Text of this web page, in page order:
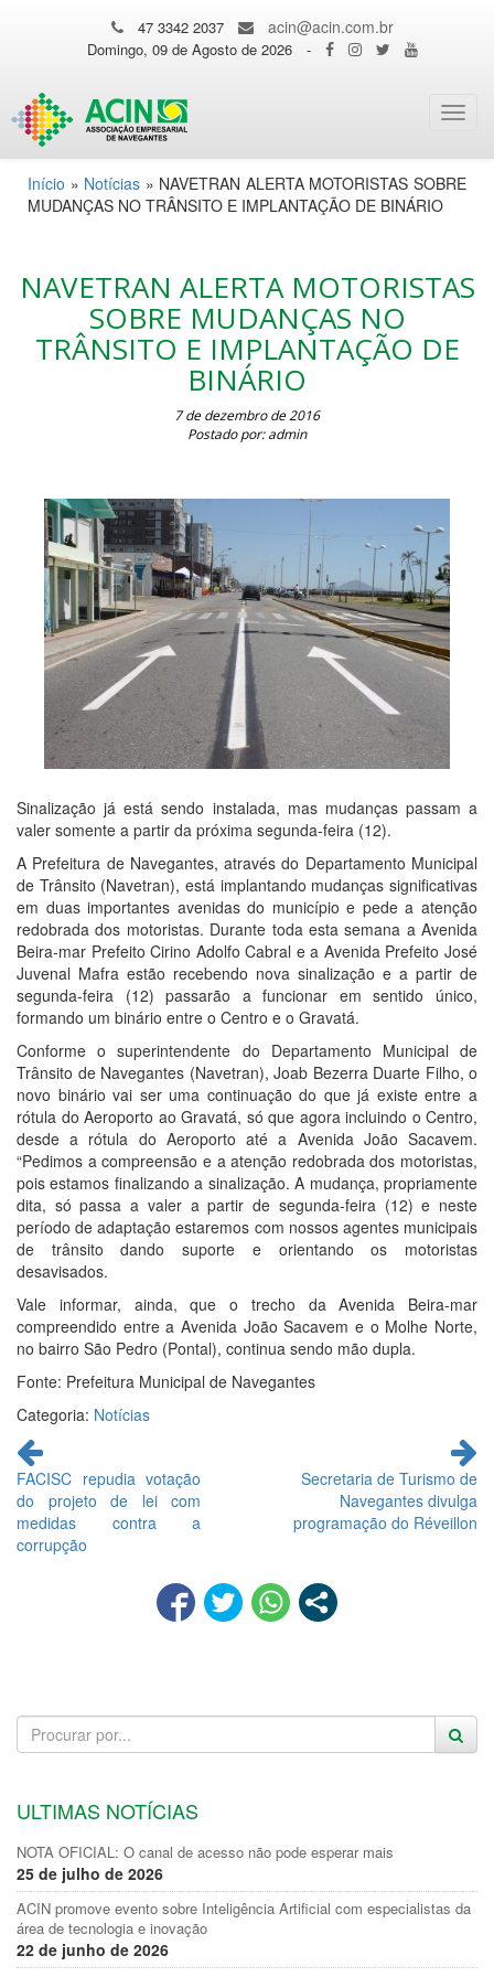
47 3342 2037 acin@acin.com.br
Domingo, 09 de Agosto de 2026 -
Início » Notícias » NAVETRAN ALERTA MOTORISTAS SOBRE
MUDANÇAS NO TRÂNSITO E IMPLANTAÇÃO DE BINÁRIO
NAVETRAN ALERTA MOTORISTAS
SOBRE MUDANÇAS NO
TRÂNSITO E IMPLANTAÇÃO DE
BINÁRIO
7 de dezembro de 2016
Postado por: admin
Sinalização já está sendo instalada, mas mudanças passam a
valer somente a partir da próxima segunda-feira (12).
A Prefeitura de Navegantes, através do Departamento Municipal
de Trânsito (Navetran), está implantando mudanças significativas
em duas importantes avenidas do município e pede a atenção
redobrada dos motoristas. Durante toda esta semana a Avenida
Beira-mar Prefeito Cirino Adolfo Cabral e a Avenida Prefeito José
Juvenal Mafra estão recebendo nova sinalização e a partir de
segunda-feira (12) passarão a funcionar em sentido único,
formando um binário entre o Centro e o Gravatá.
Conforme o superintendente do Departamento Municipal de
Trânsito de Navegantes (Navetran), Joab Bezerra Duarte Filho, o
novo binário vai ser uma continuação do que já existe entre a
rótula do Aeroporto ao Gravatá, só que agora incluindo o Centro,
desde a rótula do Aeroporto até a Avenida João Sacavem.
“Pedimos a compreensão e a atenção redobrada dos motoristas,
pois estamos finalizando a sinalização. A mudança, propriamente
dita, só passa a valer a partir de segunda-feira (12) e neste
período de adaptação estaremos com nossos agentes municipais
de trânsito dando suporte e orientando os motoristas
desavisados.
Vale informar, ainda, que o trecho da Avenida Beira-mar
compreendido entre a Avenida João Sacavem e o Molhe Norte,
no bairro São Pedro (Pontal), continua sendo mão dupla.
Fonte: Prefeitura Municipal de Navegantes
Categoria: Notícias
Continue
lendo
FACISC repudia votação
do projeto de lei com
medidas contra a
corrupção
Secretaria de Turismo de
Navegantes divulga
programação do Réveillon
ULTIMAS NOTÍCIAS
NOTA OFICIAL: O canal de acesso não pode esperar mais
25 de julho de 2026
ACIN promove evento sobre Inteligência Artificial com especialistas da
área de tecnologia e inovação
22 de junho de 2026